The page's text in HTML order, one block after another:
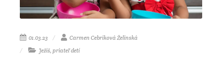
01.03.23
Carmen Cebriková Želinská
Ježiš, priateľ detí